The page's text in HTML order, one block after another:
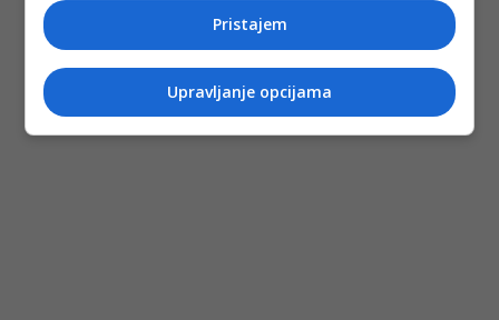
Pristajem
Upravljanje opcijama